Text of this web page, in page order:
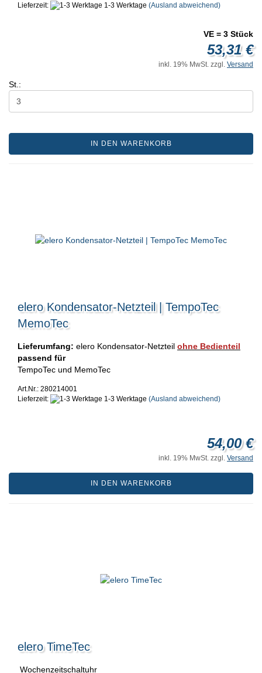
Lieferzeit:
1-3 Werktage (Ausland abweichend)
VE = 3 Stück
53,31 €
inkl. 19% MwSt. zzgl. Versand
St.:
IN DEN WARENKORB
elero Kondensator-Netzteil | TempoTec
MemoTec
Lieferumfang: elero Kondensator-Netzteil ohne Bedienteil
passend für
TempoTec und MemoTec
Art.Nr.: 280214001
Lieferzeit:
1-3 Werktage (Ausland abweichend)
54,00 €
inkl. 19% MwSt. zzgl. Versand
IN DEN WARENKORB
elero TimeTec
Wochenzeitschaltuhr